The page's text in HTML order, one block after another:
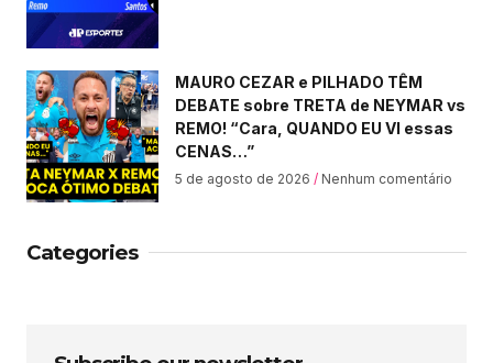
MAURO CEZAR e PILHADO TÊM
DEBATE sobre TRETA de NEYMAR vs
REMO! “Cara, QUANDO EU VI essas
CENAS…”
5 de agosto de 2026 Nenhum comentário
Categories